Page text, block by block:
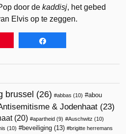
door dekaddisj, het gebed
Elvis op te zeggen.
brussel (26) abbas (10)
abou
& Jodenhaat (23)
(20) apartheid (9) Auschwitz (10)
(10) beveiliging (13)
brigitte herremans